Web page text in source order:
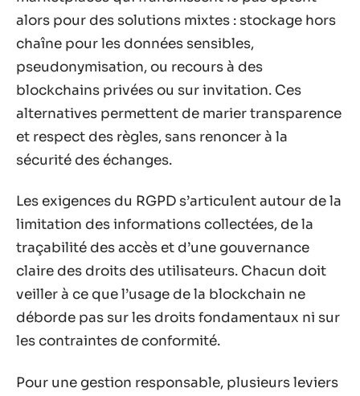
alors pour des solutions mixtes : stockage hors
chaîne pour les données sensibles,
pseudonymisation, ou recours à des
blockchains privées ou sur invitation. Ces
alternatives permettent de marier transparence
et respect des règles, sans renoncer à la
sécurité des échanges.
Les exigences du RGPD s’articulent autour de la
limitation des informations collectées, de la
traçabilité des accès et d’une gouvernance
claire des droits des utilisateurs. Chacun doit
veiller à ce que l’usage de la blockchain ne
déborde pas sur les droits fondamentaux ni sur
les contraintes de conformité.
Pour une gestion responsable, plusieurs leviers